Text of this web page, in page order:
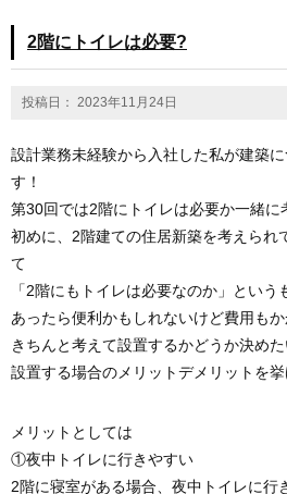
2階にトイレは必要?
投稿日： 2023年11月24日
設計業務未経験から入社した私が建築
す！
第30回では2階にトイレは必要か一緒に
初めに、2階建ての住居新築を考えられ
て
「2階にもトイレは必要なのか」という
あったら便利かもしれないけど費用もか
きちんと考えて設置するかどうか決め
設置する場合のメリットデメリットを挙
メリットとしては
①夜中トイレに行きやすい
2階に寝室がある場合、夜中トイレに行